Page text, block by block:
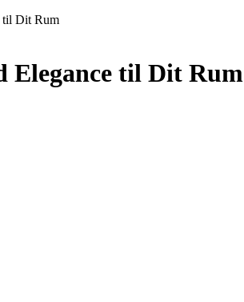
til Dit Rum
Elegance til Dit Rum